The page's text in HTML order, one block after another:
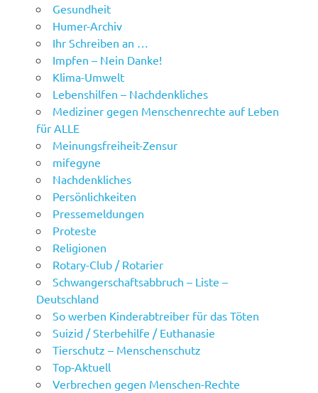
Gesundheit
Humer-Archiv
Ihr Schreiben an …
Impfen – Nein Danke!
Klima-Umwelt
Lebenshilfen – Nachdenkliches
Mediziner gegen Menschenrechte auf Leben
für ALLE
Meinungsfreiheit-Zensur
mifegyne
Nachdenkliches
Persönlichkeiten
Pressemeldungen
Proteste
Religionen
Rotary-Club / Rotarier
Schwangerschaftsabbruch – Liste –
Deutschland
So werben Kinderabtreiber für das Töten
Suizid / Sterbehilfe / Euthanasie
Tierschutz – Menschenschutz
Top-Aktuell
Verbrechen gegen Menschen-Rechte